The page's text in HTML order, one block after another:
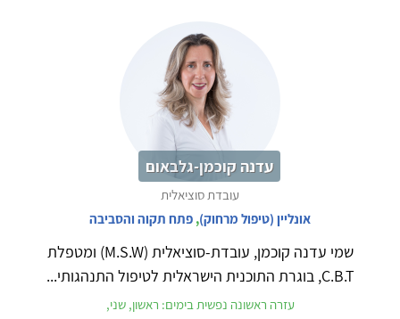
עדנה קוכמן-גלבאום
עובדת סוציאלית
אונליין (טיפול מרחוק), פתח תקוה והסביבה
שמי עדנה קוכמן, עובדת-סוציאלית (M.S.W) ומטפלת
C.B.T, בוגרת התוכנית הישראלית לטיפול התנהגותי...
עזרה ראשונה נפשית בימים: ראשון, שני,